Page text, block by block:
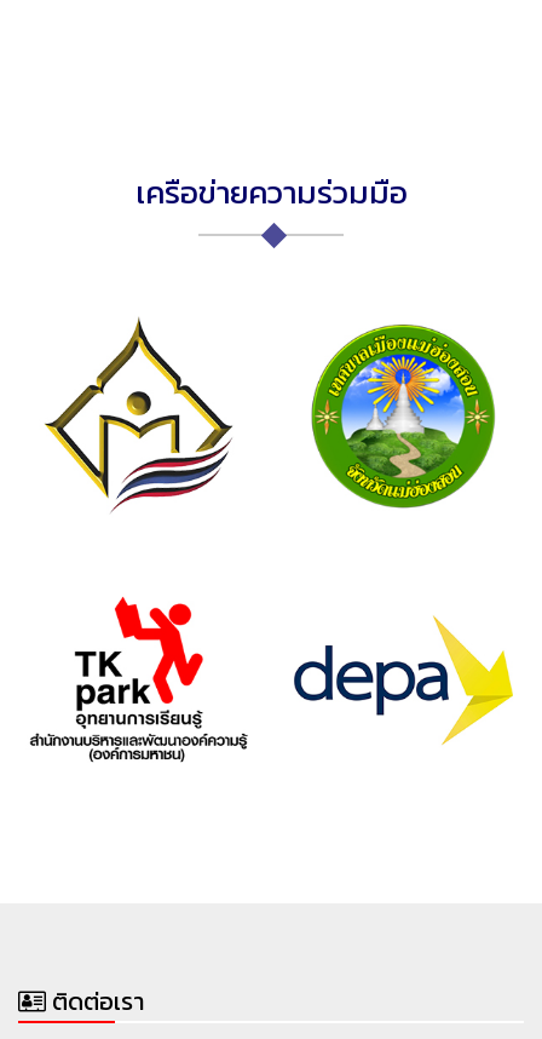
เครือข่ายความร่วมมือ
ติดต่อเรา